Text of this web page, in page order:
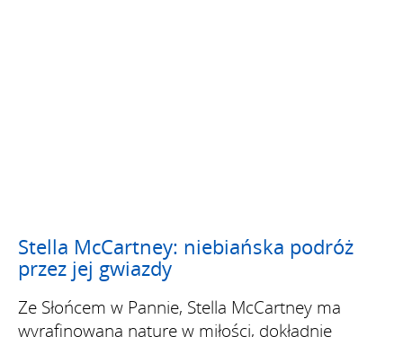
Stella McCartney: niebiańska podróż
przez jej gwiazdy
Ze Słońcem w Pannie, Stella McCartney ma
wyrafinowaną naturę w miłości, dokładnie